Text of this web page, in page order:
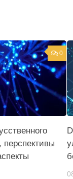
0
перспективы